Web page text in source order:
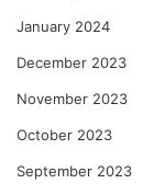
January 2024
December 2023
November 2023
October 2023
September 2023